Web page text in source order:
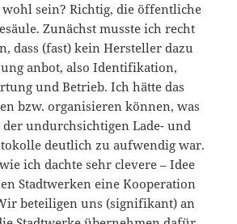
wohl sein? Richtig, die öffentliche
Zunächst musste ich recht
dass (fast) kein Hersteller dazu
anbot, also Identifikation,
und Betrieb. Ich hätte das
bzw. organisieren können, was
undurchsichtigen Lade- und
deutlich zu aufwendig war.
ich dachte sehr clevere – Idee
Stadtwerken eine Kooperation
beteiligen uns (signifikant) an